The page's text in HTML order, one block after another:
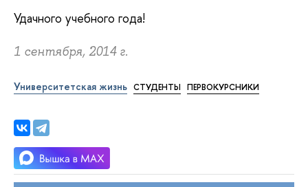
Удачного учебного года!
1 сентября, 2014 г.
Университетская жизнь СТУДЕНТЫ ПЕРВОКУРСНИКИ